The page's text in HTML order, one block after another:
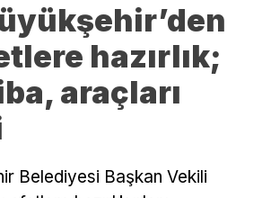
hazırlık;
araçları
Belediyesi Başkan Vekili